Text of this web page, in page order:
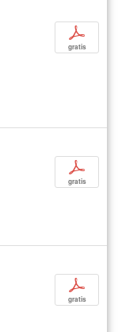
p
gratis
p
gratis
p
gratis